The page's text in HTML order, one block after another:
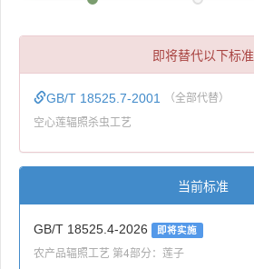
即将替代以下标准
GB/T 18525.7-2001 （全部代替）
空心莲辐照杀虫工艺
当前标准
GB/T 18525.4-2026 即将实施
农产品辐照工艺 第4部分：莲子